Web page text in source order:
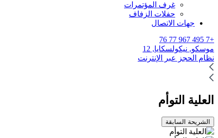
غرف المؤتمرات
حفلات الزفاف
جهات الاتصال
+7 495 967 77 76
موسكو, نيكولسكايا, 12
نظام الحجز عبر الإنترنت
العلية التوأم
الشريحة السابقة